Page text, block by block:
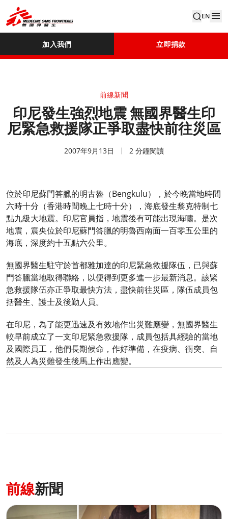
EN
加入我們 立即捐款
前線新聞
印尼發生強烈地震 無國界醫生印
尼緊急救援隊正爭取盡快前往災區
2007年9月13日 2 分鐘閱讀
位於印尼蘇門答臘的明古魯（Bengkulu），於今晚當地時間
六時十分（香港時間晚上七時十分），海底發生黎克特制七
點九級大地震。印尼官員指，地震後有可能出現海嘯。是次
地震，震央位於印尼蘇門答臘的明魯西南面一百零五公里的
海底，深度約十五點六公里。
無國界醫生駐守於首都雅加達的印尼緊急救援隊伍，已與蘇
門答臘當地取得聯絡，以便得到更多進一步最新消息。該緊
急救援隊伍亦正爭取最快方法，盡快前往災區，隊伍成員包
括醫生、護士及後勤人員。
在印尼，為了能更迅速及有效地作出災難應變，無國界醫生
較早前成立了一支印尼緊急救援隊，成員包括具經驗的當地
及國際員工，他們長期候命，作好準備，在疫病、衝突、自
然及人為災難發生後馬上作出應變。
前線新聞